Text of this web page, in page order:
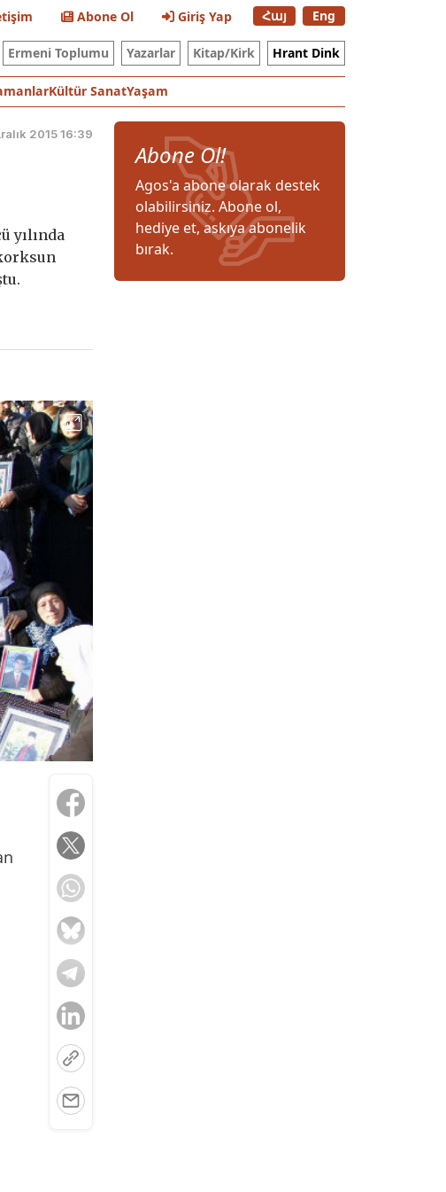
Abone Ol Giriş Yap Հայ Eng
Ermeni Toplumu Yazarlar Kitap/Kirk Hrant Dink
Kültür SanatYaşam
2015 16:39
yılında
Abone Ol!
Agos'a abone olarak destek
olabilirsiniz. Abone ol,
hediye et, askıya abonelik
bırak.